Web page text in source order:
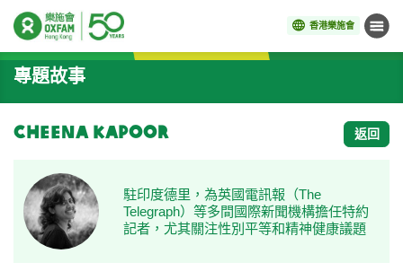
香港樂施會 目錄
開始主要內容
專題故事
Cheena Kapoor 返回
駐印度德里，為英國電訊報（The
Telegraph）等多間國際新聞機構擔任特約
記者，尤其關注性別平等和精神健康議題